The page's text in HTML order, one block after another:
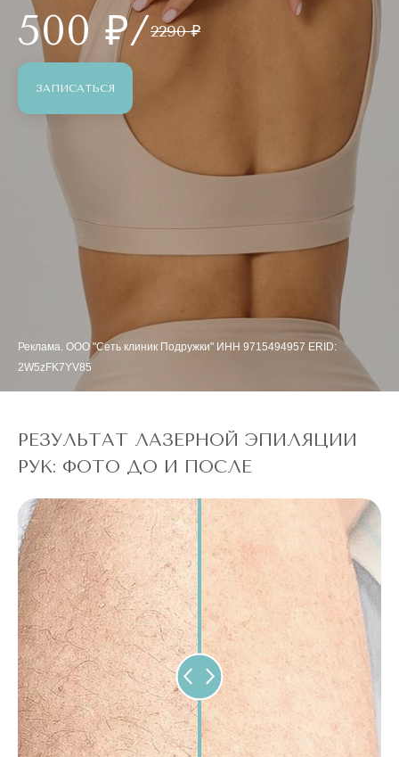
500 ₽/2290 ₽
ЗАПИСАТЬСЯ
Реклама. ООО "Сеть клиник Подружки" ИНН 9715494957 ERID:
2W5zFK7YV85
РЕЗУЛЬТАТ ЛАЗЕРНОЙ ЭПИЛЯЦИИ
РУК: ФОТО ДО И ПОСЛЕ